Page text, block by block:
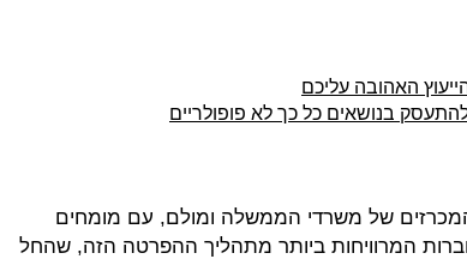
בנושאים כל כך לא פופולריים
של משרדי הממשלה ומולם, עם מומחים
המרוויחות ביותר מתהליך ההפרטה הזה, שהחל